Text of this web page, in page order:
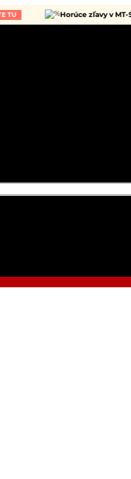
Horúce zľavy v MT-SPORT